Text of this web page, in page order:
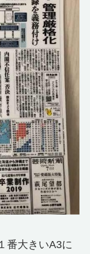
番大きいA3に